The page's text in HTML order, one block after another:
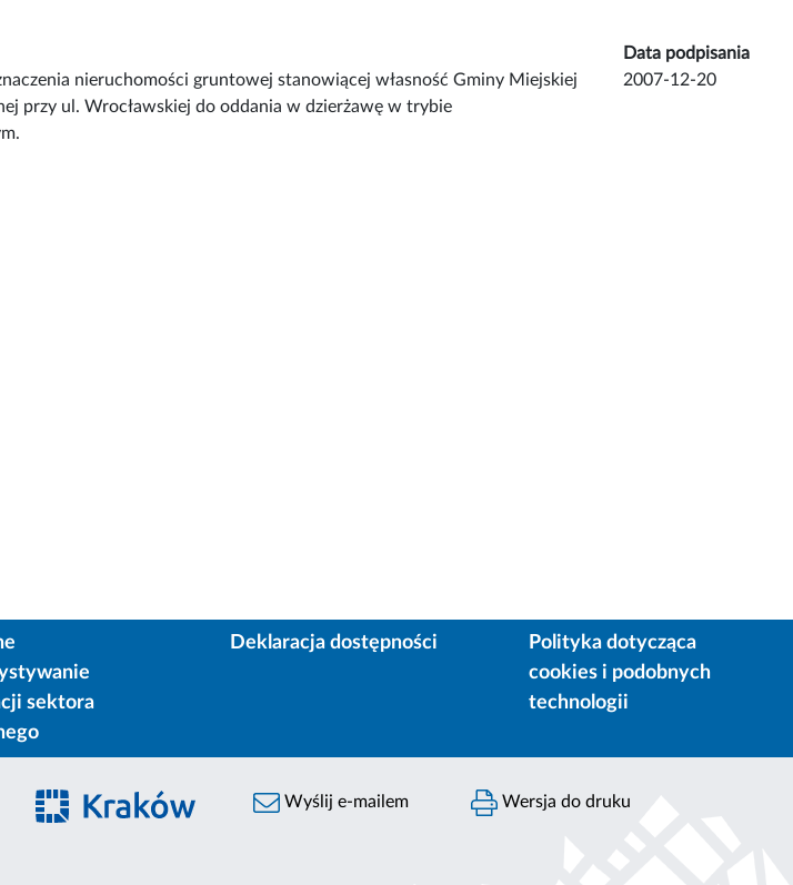
Data podpisania
nieruchomości gruntowej stanowiącej własność Gminy Miejskiej
przy ul. Wrocławskiej do oddania w dzierżawę w trybie
2007-12-20
sektora
Deklaracja dostępności
Polityka dotycząca
cookies i podobnych
technologii
Wyślij e-mailem Wersja do druku